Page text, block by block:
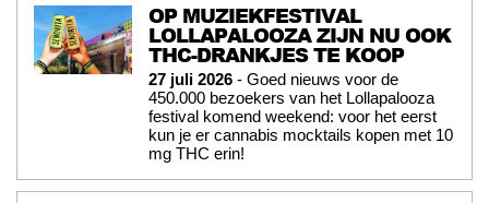
OP MUZIEKFESTIVAL
LOLLAPALOOZA ZIJN NU OOK
THC-DRANKJES TE KOOP
27 juli 2026 - Goed nieuws voor de
450.000 bezoekers van het Lollapalooza
festival komend weekend: voor het eerst
kun je er cannabis mocktails kopen met 10
mg THC erin!